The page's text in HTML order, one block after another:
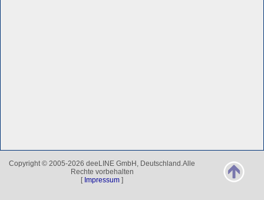
Copyright © 2005-2026 deeLINE GmbH, Deutschland.Alle
Rechte vorbehalten
[ Impressum ]